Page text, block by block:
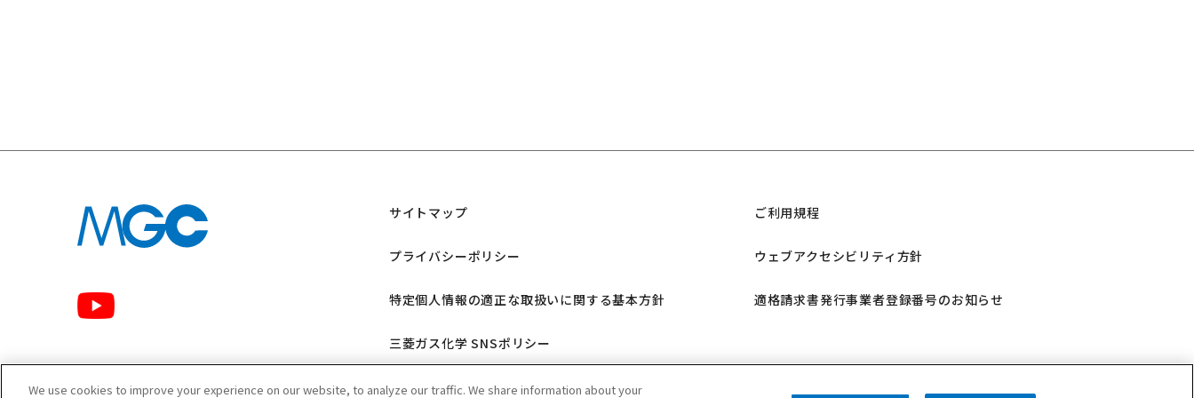
サイトマップ
プライバシーポリシー
特定個人情報の適正な取扱いに関する基本方針
三菱ガス化学 SNSポリシー
ご利用規程
ウェブアクセシビリティ方針
適格請求書発行事業者登録番号のお知らせ
We use cookies to improve your experience on our website, to analyze our traffic. We share information about your